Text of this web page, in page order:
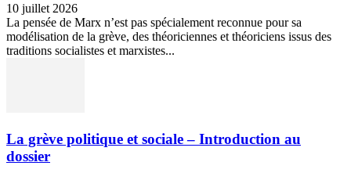
10 juillet 2026
La pensée de Marx n’est pas spécialement reconnue pour sa
modélisation de la grève, des théoriciennes et théoriciens issus des
traditions socialistes et marxistes...
La grève politique et sociale – Introduction au
dossier